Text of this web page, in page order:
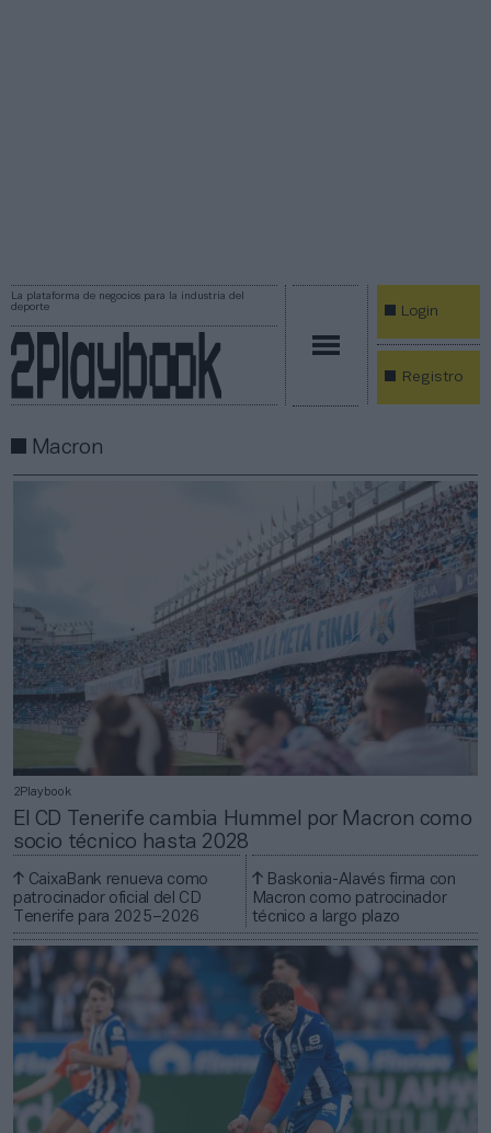
La plataforma de negocios para la industria del
deporte
Login
Registro
Macron
2Playbook
El CD Tenerife cambia Hummel por Macron como
socio técnico hasta 2028
CaixaBank renueva como
patrocinador oficial del CD
Tenerife para 2025–2026
Baskonia-Alavés firma con
Macron como patrocinador
técnico a largo plazo